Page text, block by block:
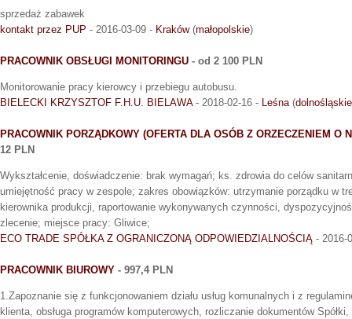
sprzedaż zabawek
kontakt przez PUP - 2016-03-09 - Kraków(małopolskie)
PRACOWNIK OBSŁUGI MONITORINGU - od 2 100 PLN
Monitorowanie pracy kierowcy i przebiegu autobusu.
BIELECKI KRZYSZTOF F.H.U. BIELAWA- 2018-02-16 - Leśna(dolnośląskie
PRACOWNIK PORZĄDKOWY (OFERTA DLA OSÓB Z ORZECZENIEM O
12 PLN
Wykształcenie, doświadczenie: brak wymagań; ks. zdrowia do celów
umiejętność pracy w zespole; zakres obowiązków: utrzymanie porządku w
kierownika produkcji, raportowanie wykonywanych czynności,
zlecenie; miejsce pracy: Gliwice;
ECO TRADE SPÓŁKA Z OGRANICZONĄ ODPOWIEDZIALNOŚCIĄ - 2016-
PRACOWNIK BIUROWY - 997,4 PLN
1.Zapoznanie się z funkcjonowaniem działu usług komunalnych i z
klienta, obsługa programów komputerowych, rozliczanie dokumentów